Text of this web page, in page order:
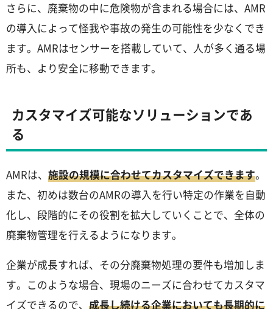
さらに、廃棄物の中に危険物が含まれる場合には、AMR
の導入によって怪我や事故の発生の可能性を少なくでき
ます。AMRはセンサーを搭載していて、人が多く通る場
所も、より安全に移動できます。
カスタマイズ可能なソリューションであ
る
AMRは、 施設の規模に合わせてカスタマイズできます。
また、初めは数台のAMRの導入を行い特定の作業を自動
化し、段階的にその役割を拡大していくことで、全体の
廃棄物管理を行えるようになります。
企業が成長すれば、その分廃棄物処理の要件も増加しま
す。このような場合、現場のニーズに合わせてカスタマ
イズできるので、 成長し続ける企業においても長期的に